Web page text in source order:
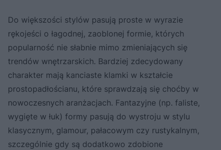
Do większości stylów pasują proste w wyrazie
rękojeści o łagodnej, zaoblonej formie, których
popularność nie słabnie mimo zmieniających się
trendów wnętrzarskich. Bardziej zdecydowany
charakter mają kanciaste klamki w kształcie
prostopadłościanu, które sprawdzają się choćby w
nowoczesnych aranżacjach. Fantazyjne (np. faliste,
wygięte w łuk) formy pasują do wystroju w stylu
klasycznym, glamour, pałacowym czy rustykalnym,
szczególnie gdy są dodatkowo zdobione